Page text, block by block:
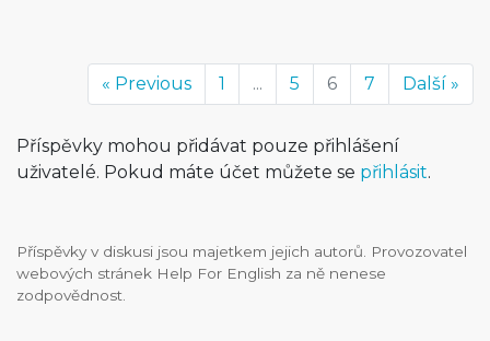
« Previous 1 ... 5 6 7 Další »
Příspěvky mohou přidávat pouze přihlášení
uživatelé. Pokud máte účet můžete se přihlásit.
Příspěvky v diskusi jsou majetkem jejich autorů. Provozovatel
webových stránek Help For English za ně nenese
zodpovědnost.